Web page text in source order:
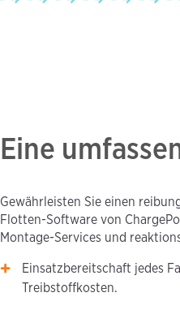
Eine
Gewährleisten Sie einen
Flotten-Software von
Montage-Services und
Einsatzbereitschaft jedes
Treibstoffkosten.